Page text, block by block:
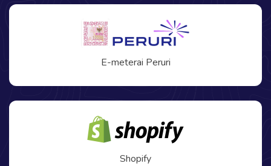
E-meterai Peruri
Shopify